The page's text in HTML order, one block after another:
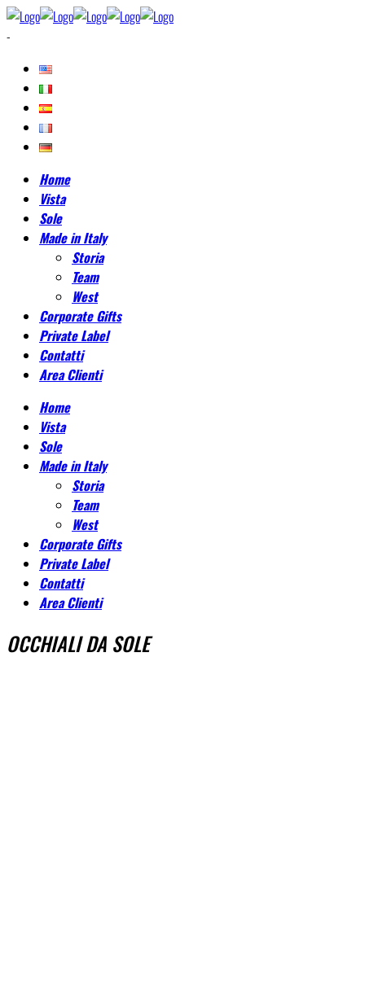
-
Home
Vista
Sole
Made in Italy
Storia
Team
West
Corporate Gifts
Private Label
Contatti
Area Clienti
Home
Vista
Sole
Made in Italy
Storia
Team
West
Corporate Gifts
Private Label
Contatti
Area Clienti
OCCHIALI DA SOLE